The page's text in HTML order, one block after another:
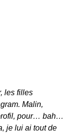
les filles
Malin,
pour… bah…
je lui ai tout de